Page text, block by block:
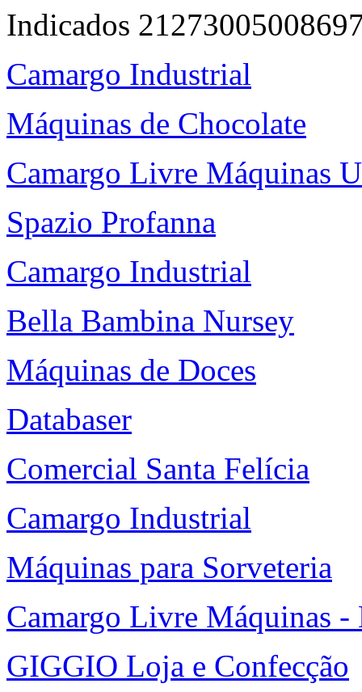
Indicados
Camargo Industrial
Máquinas de Chocolate
Camargo Livre Máquinas
Spazio Profanna
Camargo Industrial
Bella Bambina Nursey
Máquinas de Doces
Databaser
Comercial Santa Felícia
Camargo Industrial
Máquinas para Sorveteria
Camargo Livre Máquinas -
GIGGIO Loja e Confecção